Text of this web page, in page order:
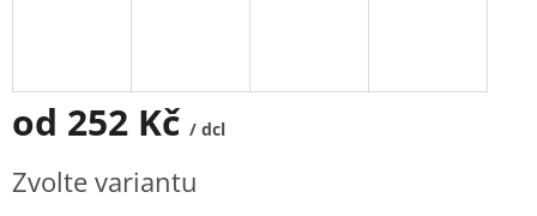
od 252 Kč / dcl
cena:
Zvolte variantu